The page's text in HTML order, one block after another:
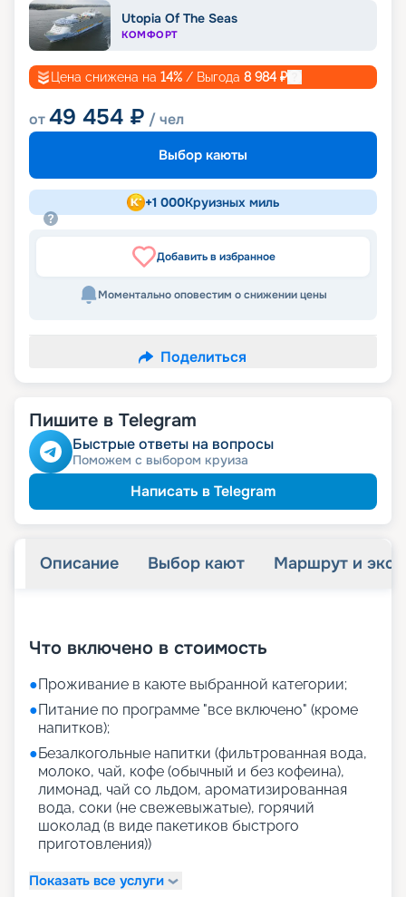
Utopia Of The Seas
КОМФОРТ
Цена снижена на 14% / Выгода 8 984 ₽
от49 454 ₽ / чел
Выбор каюты
+1 000Круизных миль
Добавить в избранное
Моментально оповестим о снижении цены
Поделиться
Пишите в Telegram
Быстрые ответы на вопросы
Поможем с выбором круиза
Написать в Telegram
Описание Выбор кают Маршрут и
Что включено в стоимость
●Проживание в каюте выбранной категории;
●Питание по программе "все включено" (кроме
напитков);
●Безалкогольные напитки (фильтрованная вода,
молоко, чай, кофе (обычный и без кофеина),
лимонад, чай со льдом, ароматизированная
вода, соки (не свежевыжатые), горячий
шоколад (в виде пакетиков быстрого
приготовления))
Показать все услуги